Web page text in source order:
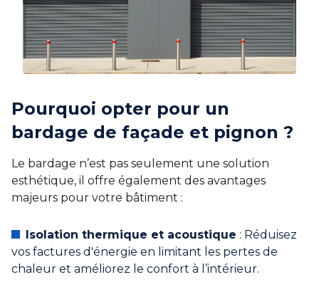
Pourquoi opter pour un
bardage de façade et pignon ?
Le bardage n’est pas seulement une solution
esthétique, il offre également des avantages
majeurs pour votre bâtiment :
Isolation thermique et acoustique : Réduisez
vos factures d'énergie en limitant les pertes de
chaleur et améliorez le confort à l’intérieur.